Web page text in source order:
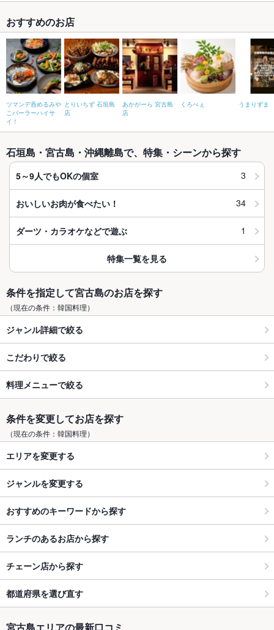
おすすめのお店
ツマンデ呑めるみや
こパーラーハイサ
イ！
とりいちず 石垣島
店
あかがーら 宮古島
店
くろべぇ うまりずま
石垣島・宮古島・沖縄離島で、特集・シーンから探す
5～9人でもOKの個室 3
おいしいお肉が食べたい！ 34
ダーツ・カラオケなどで遊ぶ 1
特集一覧を見る
条件を指定して宮古島のお店を探す
（現在の条件：韓国料理）
ジャンル詳細で絞る
こだわりで絞る
料理メニューで絞る
条件を変更してお店を探す
（現在の条件：韓国料理）
エリアを変更する
ジャンルを変更する
おすすめのキーワードから探す
ランチのあるお店から探す
チェーン店から探す
都道府県を選び直す